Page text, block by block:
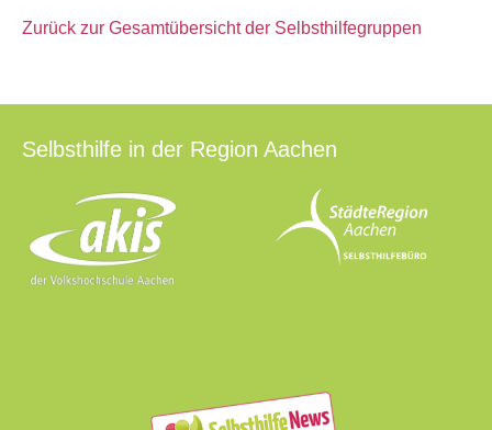
Zurück zur Gesamtübersicht der Selbsthilfegruppen
Selbsthilfe in der Region Aachen